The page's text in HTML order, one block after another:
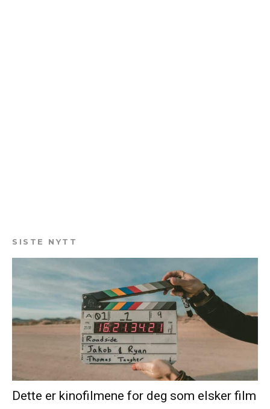
SISTE NYTT
Dette er kinofilmene for deg som elsker film